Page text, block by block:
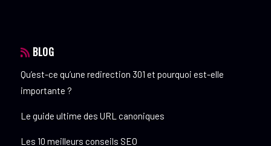
BLOG
Qu’est-ce qu’une redirection 301 et pourquoi est-elle
importante ?
Le guide ultime des URL canoniques
Les 10 meilleurs conseils SEO